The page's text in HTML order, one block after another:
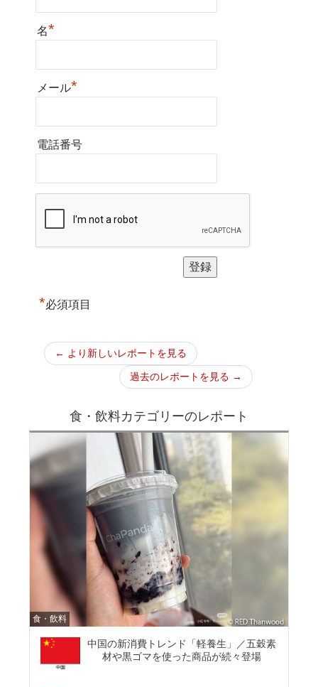
名*
メール*
電話番号
*必須項目
← より新しいレポートを見る
過去のレポートを見る →
食・飲料カテゴリーのレポート
食・飲料
中国の新消費トレンド「軽養生」／五穀素
材や黒ゴマを使った商品が続々登場